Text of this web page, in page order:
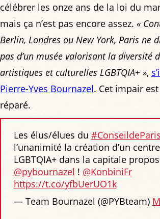
célébrer les onze ans de la loi du
mais ça n’est pas encore assez. «
Berlin, Londres ou New York, Paris ne
pas d’un musée valorisant la diversité
artistiques et culturelles LGBTQIA+ »,
Pierre-Yves Bournazel. Cet impair
réparé.
Les élus/élues du #ConseildeParis
l’unanimité la création d’un
LGBTQIA+ dans la capitale
@pybournazel ! @KonbiniFr
https://t.co/yfbUerUO1k
— Team Bournazel (@PYBteam)